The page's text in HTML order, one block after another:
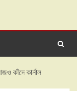
কাঁদে কার্নাল